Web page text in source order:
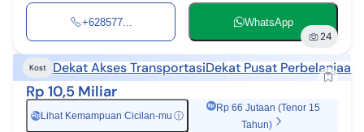
+628577... WhatsApp
24
Kost Dekat Akses TransportasiDekat Pusat Perbelanjaan
Rp 10,5 Miliar
Rp Lihat Kemampuan Cicilan-mu ⓘ
Rp 66 Jutaan (Tenor 15
Tahun)